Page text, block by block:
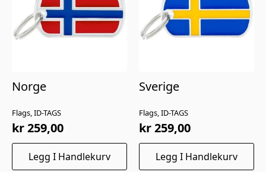
Flags, ID-TAGS
Norge
kr259,00
Legg I Handlekurv
Flags, ID-TAGS
Sverige
kr259,00
Legg I Handlekurv